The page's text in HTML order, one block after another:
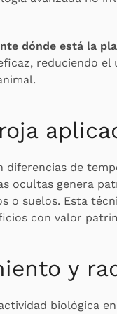
dónde está la
reduciendo el
de
ocultas genera
o suelos. Esta
con valor
y
biológica